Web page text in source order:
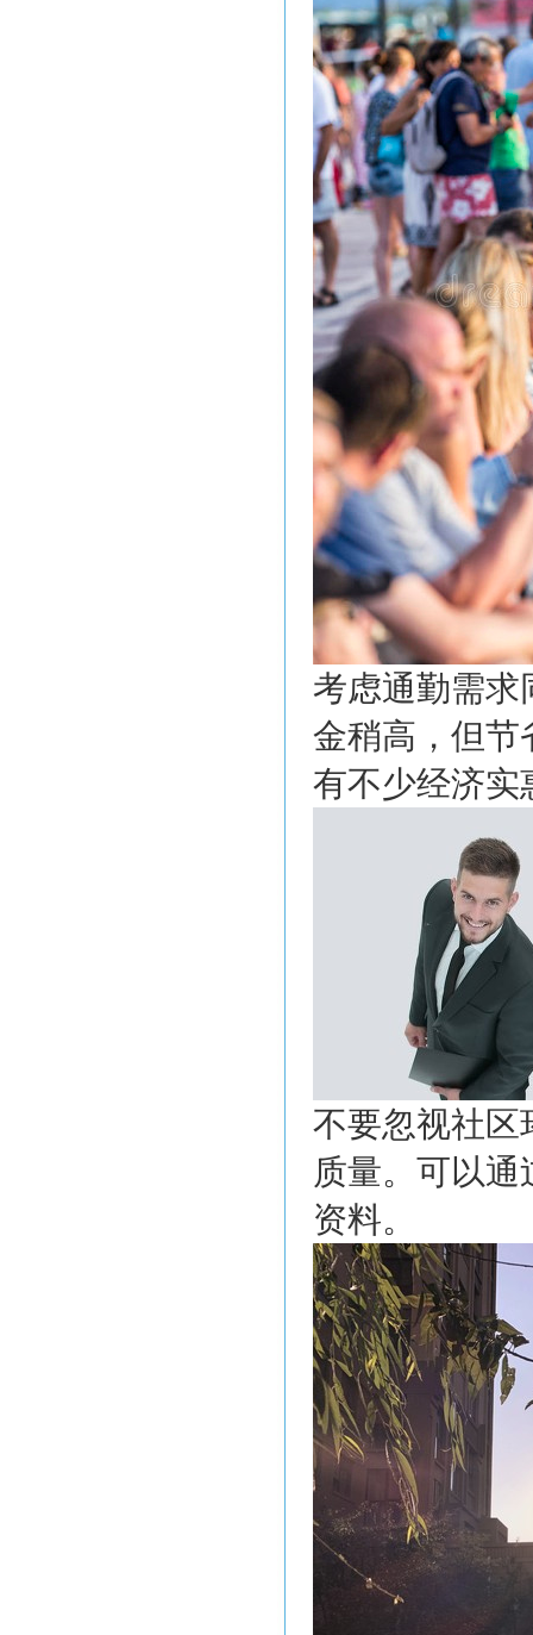
考虑通勤需求
金稍高，但节
有不少经济实
不要忽视社区
质量。可以
资料。